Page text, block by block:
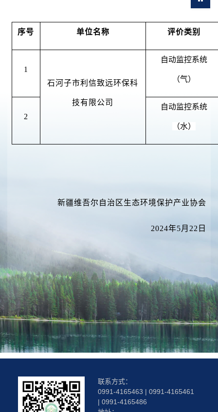
序号 单位名称 评价类别
1
石河子市利信致远环保科
技有限公司
自动监控系统
（气）
2
自动监控系统
（水）
新疆维吾尔自治区生态环境保护产业协会
2024年5月22日
联系方式：
0991-4165463 | 0991-4165461
| 0991-4165486